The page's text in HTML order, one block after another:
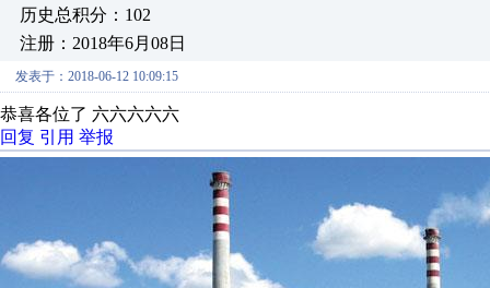
历史总积分：102
注册：2018年6月08日
发表于：2018-06-12 10:09:15
恭喜各位了 六六六六六
回复 引用 举报